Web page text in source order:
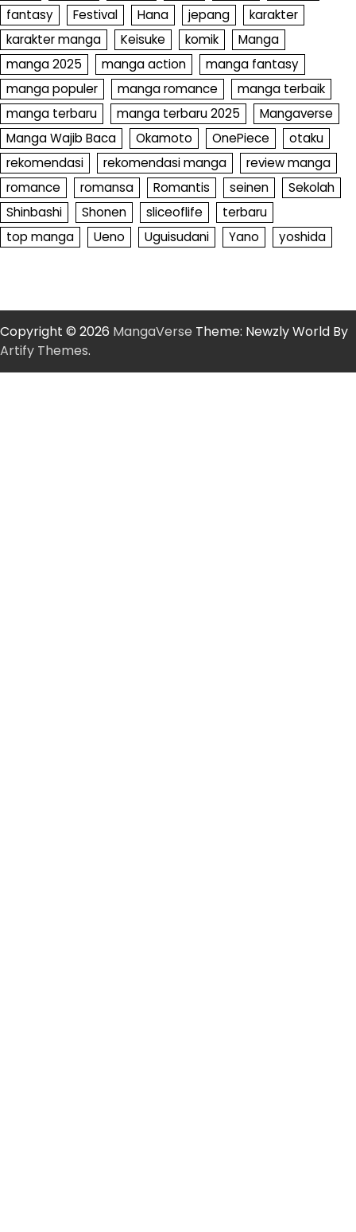
fantasy
Festival Hana jepang
karakter
karakter manga
Keisuke komik
Manga
manga 2025
manga action
manga fantasy
manga populer
manga romance
manga terbaik
manga terbaru
manga terbaru 2025
Mangaverse
Manga Wajib Baca
Okamoto OnePiece
otaku
rekomendasi
rekomendasi manga
review manga
romance
romansa Romantis seinen
Sekolah
Shinbashi
Shonen sliceoflife
terbaru
top manga
Ueno Uguisudani Yano yoshida
Copyright © 2026 MangaVerse Theme: Newzly World By
Artify Themes.